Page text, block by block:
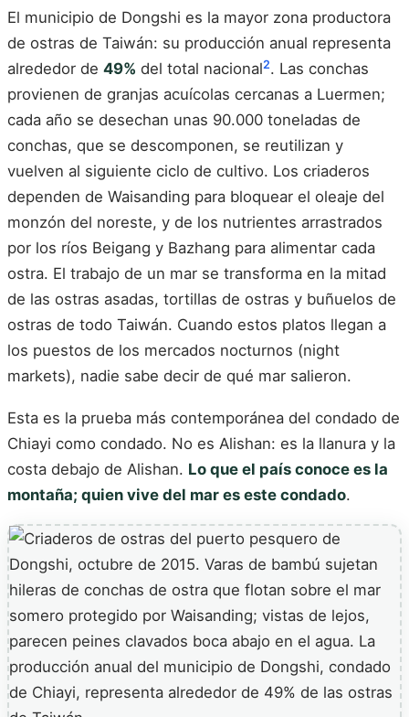
El municipio de Dongshi es la mayor zona productora
de ostras de Taiwán: su producción anual representa
alrededor de 49% del total nacional2. Las conchas
provienen de granjas acuícolas cercanas a Luermen;
cada año se desechan unas 90.000 toneladas de
conchas, que se descomponen, se reutilizan y
vuelven al siguiente ciclo de cultivo. Los criaderos
dependen de Waisanding para bloquear el oleaje del
monzón del noreste, y de los nutrientes arrastrados
por los ríos Beigang y Bazhang para alimentar cada
ostra. El trabajo de un mar se transforma en la mitad
de las ostras asadas, tortillas de ostras y buñuelos de
ostras de todo Taiwán. Cuando estos platos llegan a
los puestos de los mercados nocturnos (night
markets), nadie sabe decir de qué mar salieron.
Esta es la prueba más contemporánea del condado de
Chiayi como condado. No es Alishan: es la llanura y la
costa debajo de Alishan. Lo que el país conoce es la
montaña; quien vive del mar es este condado.